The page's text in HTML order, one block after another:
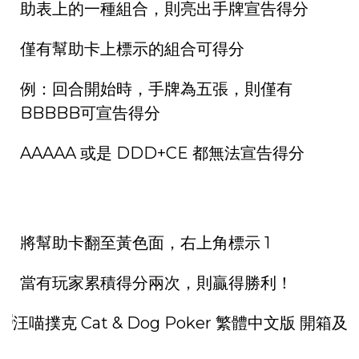
助表上的一種組合，則亮出手牌宣告得分
僅有幫助卡上標示的組合可得分
例：回合開始時，手牌為五張，則僅有
BBBBB可宣告得分
AAAAA 或是 DDD+CE 都無法宣告得分
將幫助卡翻至黃色面，右上角標示 1
當有玩家累積得分兩次，則贏得勝利！